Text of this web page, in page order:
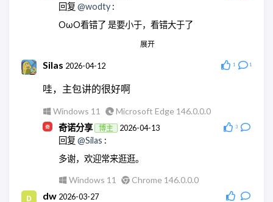
回复 @wodty :
OωO看错了 是要小于，看错大于了
Chrome 145.0.0.0
wodty 2026-05-28
现在微信机器人都没法玩了
Linux
Chrome 145.0.0.0
奇诺分享
博主 2026-05-28
回复@wodty
😄没错
Windows 11
Chrome 148.0.0.0
奇诺分享
展开
Silas 2026-04-12 1 1
哇，主包讲的很好啊
Windows 11
Microsoft Edge 146.0.0.0
奇诺分享
博主 2026-04-13 3
回复 @Silas :
多谢，欢迎常来逛逛。
Windows 11 Chrome 146.0.0.0
dw 2026-03-27